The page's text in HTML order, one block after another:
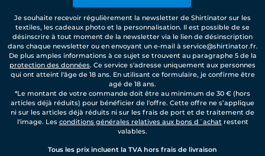
Je souhaite recevoir régulièrement la newsletter de Shirtinator sur les
textiles, les cadeaux photo et la personnalisation. Il est possible de se
désinscrire à tout moment de la newsletter via le lien de désinscription
dans chaque newsletter ou en envoyant un e-mail à service@shirtinator.fr.
De plus amples informations à ce sujet se trouvent au paragraphe 5 de la
protection des données. Ce service s'adresse uniquement aux personnes
qui ont atteint l'âge de 18 ans. En utilisant ce formulaire, je confirme être
agé de 18 ans.
*Le montant de votre commande doit être au minimum de 30 € (hors
articles déjà réduits) pour bénéficier de l'offre. Cette offre ne s’applique
ni sur les articles déjà réduits ni sur les frais de port et de traitement de
l'image. Les conditions générales relatives aux bons d´achatrestent
valables.
Tous les prix incluent la TVA hors frais de livraison